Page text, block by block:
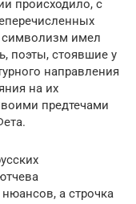
происходило, с
символизм имел
поэты, стоявшие у
направления
на их
предтечами
а строчка